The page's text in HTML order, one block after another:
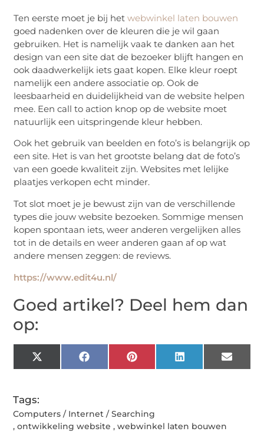
Ten eerste moet je bij hetwebwinkel laten bouwen
goed nadenken over de kleuren die je wil gaan
gebruiken. Het is namelijk vaak te danken aan het
design van een site dat de bezoeker blijft hangen en
ook daadwerkelijk iets gaat kopen. Elke kleur roept
namelijk een andere associatie op. Ook de
leesbaarheid en duidelijkheid van de website helpen
mee. Een call to action knop op de website moet
natuurlijk een uitspringende kleur hebben.
Ook het gebruik van beelden en foto’s is belangrijk op
een site. Het is van het grootste belang dat de foto’s
van een goede kwaliteit zijn. Websites met lelijke
plaatjes verkopen echt minder.
Tot slot moet je je bewust zijn van de verschillende
types die jouw website bezoeken. Sommige mensen
kopen spontaan iets, weer anderen vergelijken alles
tot in de details en weer anderen gaan af op wat
andere mensen zeggen: de reviews.
https://www.edit4u.nl/
Goed artikel? Deel hem dan
op:
X
(Twitter)
FacebookPinterestLinkedIn Email
Tags:
Computers / Internet / Searching
,ontwikkeling website ,webwinkel laten bouwen